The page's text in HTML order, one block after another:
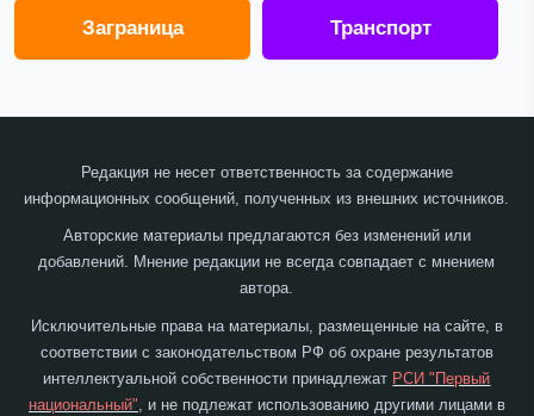
Заграница Транспорт
Редакция не несет ответственность за содержание
информационных сообщений, полученных из внешних источников.
Авторские материалы предлагаются без изменений или
добавлений. Мнение редакции не всегда совпадает с мнением
автора.
Исключительные права на материалы, размещенные на сайте, в
соответствии с законодательством РФ об охране результатов
интеллектуальной собственности принадлежат РСИ "Первый
национальный", и не подлежат использованию другими лицами в